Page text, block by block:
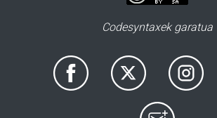
Codesyntaxek garatua